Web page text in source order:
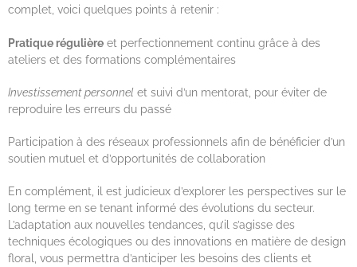
complet, voici quelques points à retenir :
Pratique régulière et perfectionnement continu grâce à des
ateliers et des formations complémentaires
Investissement personnel et suivi d’un mentorat, pour éviter de
reproduire les erreurs du passé
Participation à des réseaux professionnels afin de bénéficier d’un
soutien mutuel et d’opportunités de collaboration
En complément, il est judicieux d’explorer les perspectives sur le
long terme en se tenant informé des évolutions du secteur.
L’adaptation aux nouvelles tendances, qu’il s’agisse des
techniques écologiques ou des innovations en matière de design
floral, vous permettra d’anticiper les besoins des clients et